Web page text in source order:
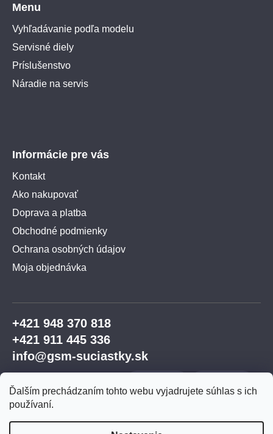
Ďalším prechádzaním tohto webu vyjadrujete súhlas s ich
používaní.
Menu
Vyhľadávanie podľa modelu
Servisné diely
Príslušenstvo
Náradie na servis
Informácie pre vás
Kontakt
Ako nakupovať
Doprava a platba
Obchodné podmienky
Ochrana osobných údajov
Moja objednávka
+421 948 370 818
+421 911 445 336
info@gsm-suciastky.sk